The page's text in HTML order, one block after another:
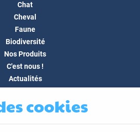
Chat
Cheval
Faune
Biodiversité
Nos Produits
C'est nous !
Actualités
FAQcookies